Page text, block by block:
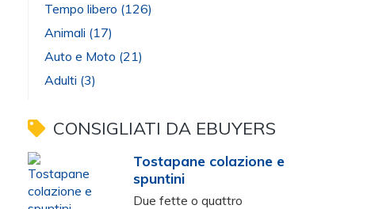
Tempo libero (126)
Animali (17)
Auto e Moto (21)
Adulti (3)
CONSIGLIATI DA EBUYERS
Tostapane colazione e
spuntini
Due fette o quattro